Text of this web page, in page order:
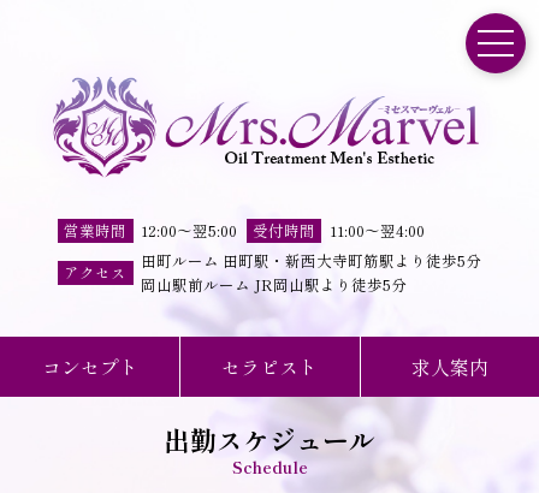
営業時間 12:00～翌5:00 受付時間 11:00～翌4:00
アクセス
田町ルーム 田町駅・新西大寺町筋駅より徒歩5分
岡山駅前ルーム JR岡山駅より徒歩5分
コンセプト セラピスト 求人案内
出勤スケジュール
Schedule